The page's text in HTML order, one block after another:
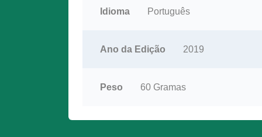
Idioma Português
Ano da Edição 2019
Peso 60 Gramas